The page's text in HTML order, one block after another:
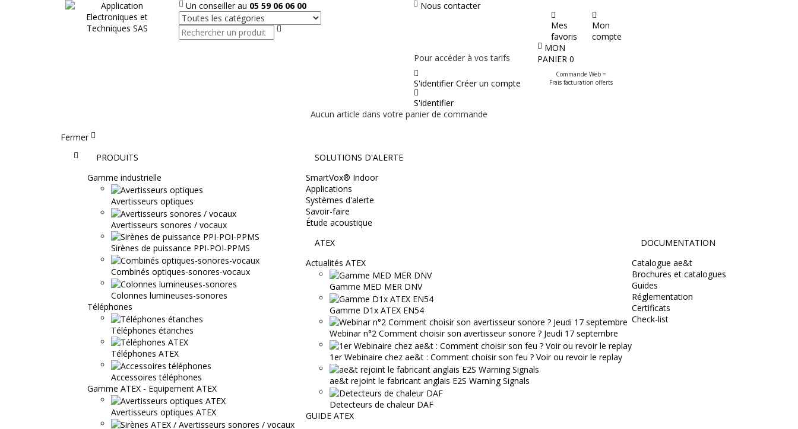
Un conseiller au 05 59 06 06 00 Nous contacter
Rechercher
Mes
favoris
Mon
compte
Pour accéder à vos tarifs
S'identifierCréer un compte
S'identifier
MON
PANIER 0
Commande Web =
Frais facturation offerts
Aucun article dans votre panier de commande
Fermer
AccueilPRODUITS
Gamme industrielle
Avertisseurs optiques
Avertisseurs sonores / vocaux
Sirènes de puissance PPI-POI-PPMS
Combinés optiques-sonores-vocaux
Colonnes lumineuses-sonores
Téléphones
Téléphones étanches
Téléphones ATEX
Accessoires téléphones
Gamme ATEX - Equipement ATEX
Avertisseurs optiques ATEX
SOLUTIONS D'ALERTE
SmartVox® Indoor
Applications
Systèmes d'alerte
Savoir-faire
Étude acoustique
ATEX
Actualités ATEX
Gamme MED MER DNV
Gamme D1x ATEX EN54
Webinar n°2 Comment choisir son avertisseur sonore ? Jeudi 17 septembre
1er Webinaire chez ae&t : Comment choisir son feu ? Voir ou revoir le replay
ae&t rejoint le fabricant anglais E2S Warning Signals
Detecteurs de chaleur DAF
GUIDE ATEX
DOCUMENTATION
Catalogue ae&t
Brochures et catalogues
Guides
Réglementation
Certificats
Check-list